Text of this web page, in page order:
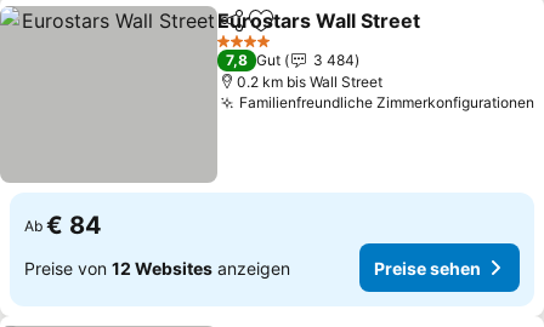
TeilenZu Favoriten hinzufügen
Eurostars Wall Street
4 Sterne
7,8 Gut
3 484
0.2 km bis Wall Street
Familienfreundliche Zimmerkonfigurationen
Ab € 84
Preise von 12 Websites anzeigen Preise sehen